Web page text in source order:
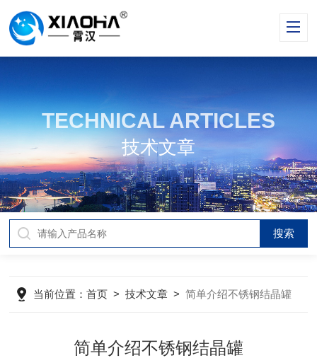
TECHNICAL ARTICLES
技术文章
当前位置：首页 >技术文章 >简单介绍不锈钢结晶罐
简单介绍不锈钢结晶罐